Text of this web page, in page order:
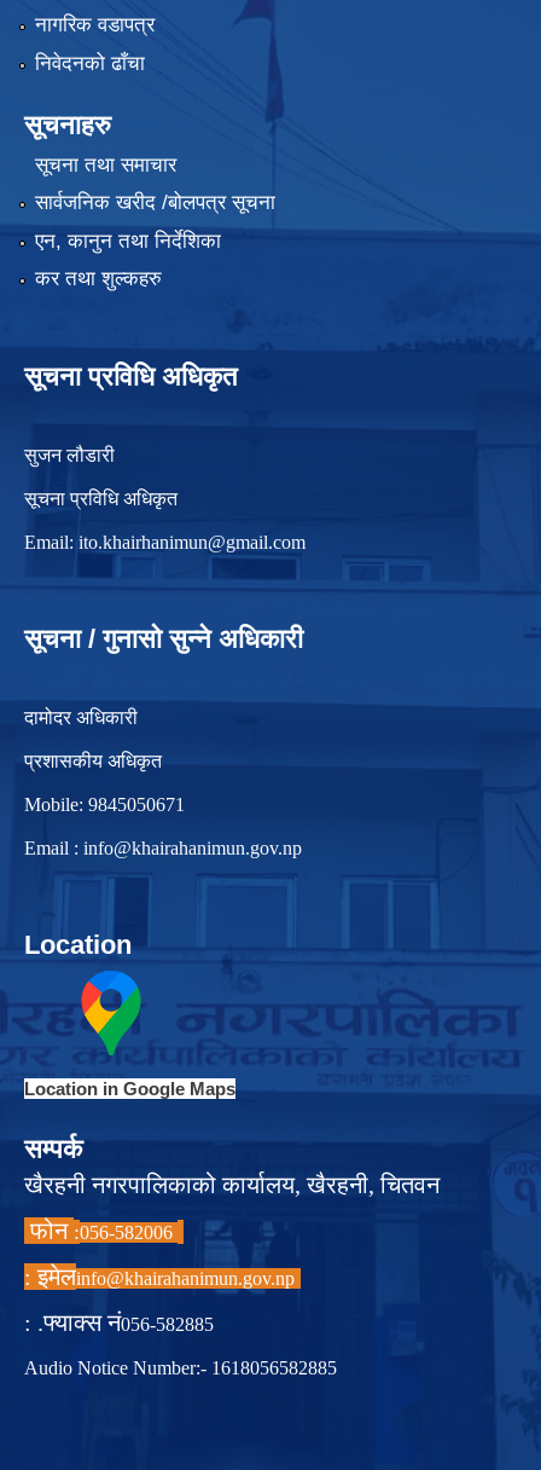
नागरिक वडापत्र
निवेदनको ढाँचा
सूचनाहरु
सूचना तथा समाचार
सार्वजनिक खरीद /बोलपत्र सूचना
एन, कानुन तथा निर्देशिका
कर तथा शुल्कहरु
सूचना प्रविधि अधिकृत
सुजन लौडारी
सूचना प्रविधि अधिकृत
Email: ito.khairhanimun@gmail.com
सूचना / गुनासो सुन्ने अधिकारी
दामोदर अधिकारी
प्रशासकीय अधिकृत
Mobile: 9845050671
Email : info@khairahanimun.gov.np
Location
Location in Google Maps
सम्पर्क
खैरहनी नगरपालिकाको कार्यालय, खैरहनी, चितवन
फोन :
इमेल :info@khairahanimun.gov.np
फ्याक्स नं. :056-582885